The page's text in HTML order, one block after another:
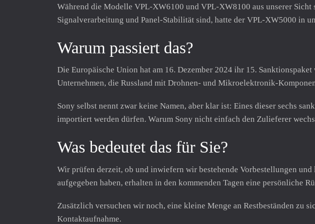
Während die Modelle VPL-XW6100 und VPL-XW8100 aus unserer
Signalverarbeitung und Panel-Stabilität sind, hatte der VPL-XW5000 in
Warum passiert das?
Die Europäische Union hat am 16. Dezember 2024 ihr 15.
Unternehmen, die Russland mit Drohnen- und Mikroelektronik-
Sony selbst nennt zwar keine Namen, aber klar ist: Eines dieser sechs
importiert werden dürfen. Warum Sony nicht einfach den Zulieferer
Was bedeutet das für Sie?
Wir prüfen derzeit, ob und inwiefern wir bestehende Vorbestellungen
aufgegeben haben, erhalten in den kommenden Tagen eine persönliche
Zusätzlich versuchen wir noch, eine kleine Menge an Restbeständen zu
Kontaktaufnahme.